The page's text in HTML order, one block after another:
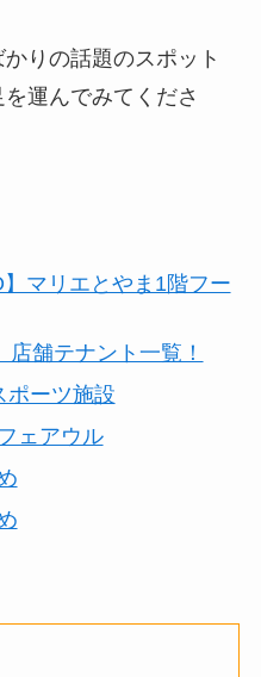
りの話題のスポット
運んでみてくださ
】マリエとやま1階フー
店舗テナント一覧！
ポーツ施設
ェアウル